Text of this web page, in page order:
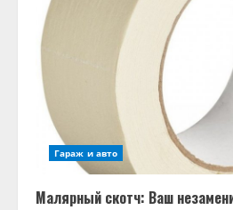
Гараж и авто
Малярный скотч: Ваш